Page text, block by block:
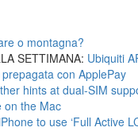
o montagna?
SETTIMANA: Ubiquiti
con ApplePay
hints at dual-SIM
on the Mac
to use ‘Full Active